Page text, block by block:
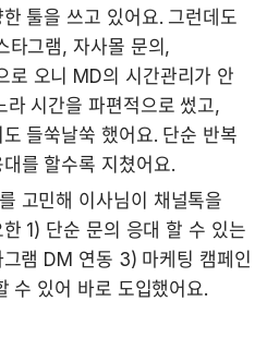
툴을 쓰고 있어요. 그런데도
타그램, 자사몰 문의,
로 오니 MD의 시간관리가 안
라 시간을 파편적으로 썼고,
들쑥날쑥 했어요. 단순 반복
를 할수록 지쳤어요.
고민해 이사님이 채널톡을
1) 단순 문의 응대 할 수 있는
램 DM 연동 3) 마케팅 캠페인
수 있어 바로 도입했어요.